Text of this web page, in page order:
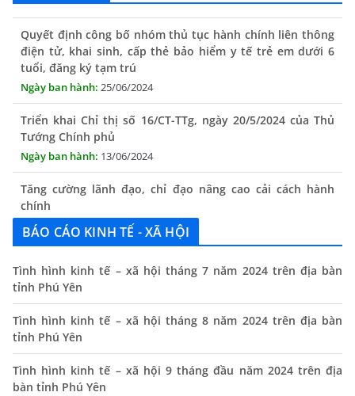
Quyết định công bố nhóm thủ tục hành chính liên thông
điện tử, khai sinh, cấp thẻ bảo hiểm y tế trẻ em dưới 6
tuổi, đăng ký tạm trú
Triển khai Chỉ thị số 16/CT-TTg, ngày 20/5/2024 của Thủ
Tướng Chính phủ
Tăng cường lãnh đạo, chỉ đạo nâng cao cải cách hành
chính
13/06/2024
Thông báo lịch tiếp công dân định kỳ của Chủ tịch UBND
xã tháng 11/2025
THÔNG BÁO Niêm yết danh mục dịch vụ công trực tuyến
toàn trình trên Hệ thống thông tin giải quyết thủ tục
hành chính tỉnh Phú Yên
14/10/2024
BÁO CÁO KINH TẾ - XÃ HỘI
Tình hình kinh tế – xã hội tháng 7 năm 2024 trên địa bàn
tỉnh Phú Yên
Tình hình kinh tế – xã hội tháng 8 năm 2024 trên địa bàn
tỉnh Phú Yên
Tình hình kinh tế – xã hội 9 tháng đầu năm 2024 trên địa
bàn tỉnh Phú Yên